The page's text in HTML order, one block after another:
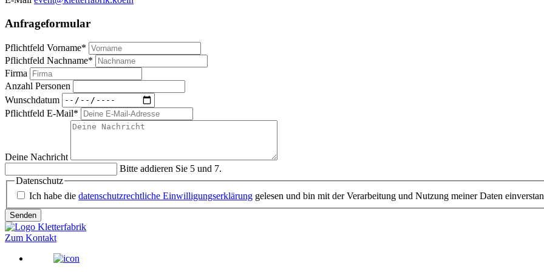
Anfrageformular
Pflichtfeld Vorname*
Pflichtfeld Nachname*
Firma
Anzahl Personen
Wunschdatum
Pflichtfeld E-Mail*
Deine Nachricht
Bitte addieren Sie 5 und 7.
Datenschutz
Ich habe die datenschutzrechtliche Einwilligungserklärung gelesen und bin mit der Verarbeitung und Nutzung meiner Daten
Senden
Zum Kontakt